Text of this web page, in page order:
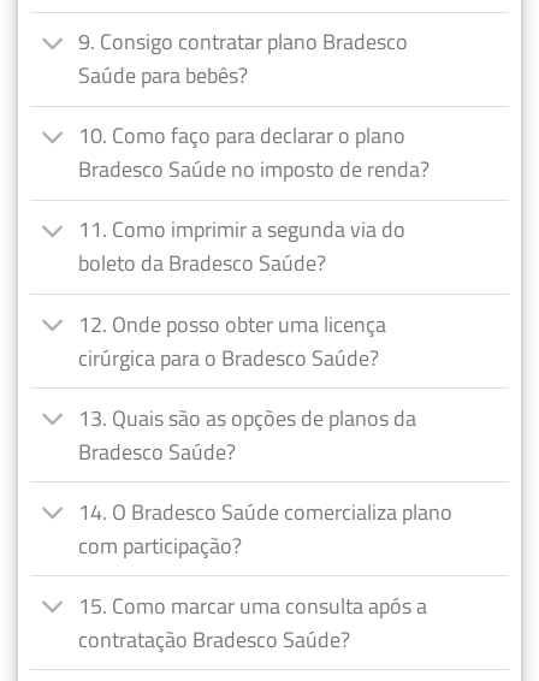
9. Consigo contratar plano Bradesco
Saúde para bebês?
10. Como faço para declarar o plano
Bradesco Saúde no imposto de renda?
11. Como imprimir a segunda via do
boleto da Bradesco Saúde?
12. Onde posso obter uma licença
cirúrgica para o Bradesco Saúde?
13. Quais são as opções de planos da
Bradesco Saúde?
14. O Bradesco Saúde comercializa plano
com participação?
15. Como marcar uma consulta após a
contratação Bradesco Saúde?